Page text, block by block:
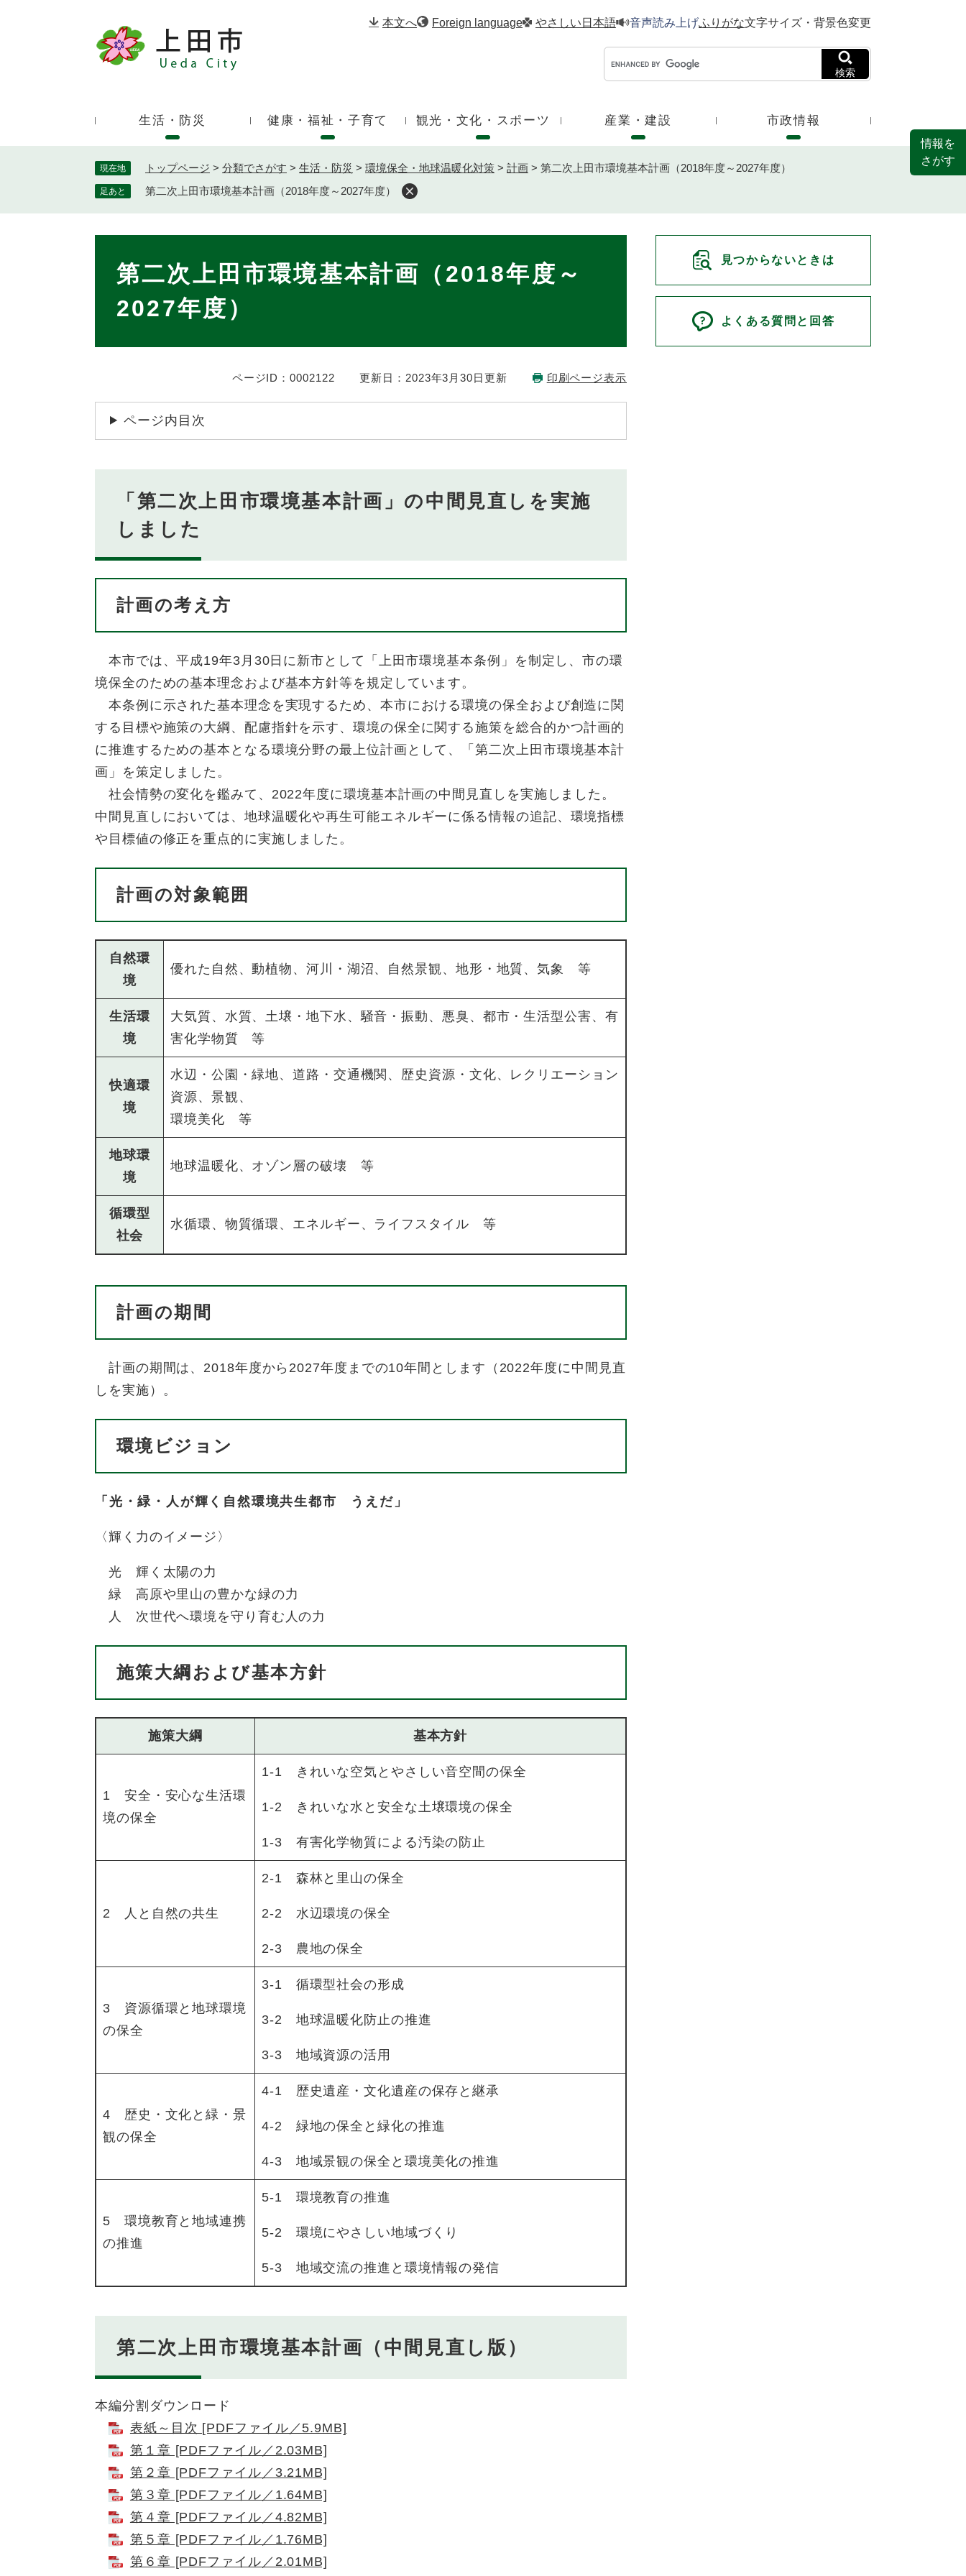
。
本文へ Foreign language やさしい日本語 音声読み上げふりがな文字サイズ・背景色変更
ド
検索
生活・防災 健康・福祉・子育て 観光・文化・スポーツ 産業・建設 市政情報
現在地 トップページ > 分類でさがす > 生活・防災 > 環境保全・地球温暖化対策 > 計画 > 第二次上田市環境基本計画（2018年度～2027年度）
足あと 第二次上田市環境基本計画（2018年度～2027年度）
第二次上田市環境基本計画（2018年度～
2027年度）
ページID：0002122 更新日：2023年3月30日更新 印刷ページ表示
ページ内目次
「第二次上田市環境基本計画」の中間見直しを実施
しました
計画の考え方
本市では、平成19年3月30日に新市として「上田市環境基本条例」を制定し、市の環
境保全のための基本理念および基本方針等を規定しています。
本条例に示された基本理念を実現するため、本市における環境の保全および創造に関
する目標や施策の大綱、配慮指針を示す、環境の保全に関する施策を総合的かつ計画的
に推進するための基本となる環境分野の最上位計画として、「第二次上田市環境基本計
画」を策定しました。
​ 社会情勢の変化を鑑みて、2022年度に環境基本計画の中間見直しを実施しました。
中間見直しにおいては、地球温暖化や再生可能エネルギーに係る情報の追記、環境指標
や目標値の修正を重点的に実施しました。
計画の対象範囲
自然環
境
優れた自然、動植物、河川・湖沼、自然景観、地形・地質、気象 等
生活環
境
大気質、水質、土壌・地下水、騒音・振動、悪臭、都市・生活型公害、有
害化学物質 等
快適環
境
水辺・公園・緑地、道路・交通機関、歴史資源・文化、レクリエーション
資源、景観、
環境美化 等
地球環
境
地球温暖化、オゾン層の破壊 等
循環型
社会
水循環、物質循環、エネルギー、ライフスタイル 等
計画の期間
計画の期間は、2018年度から2027年度までの10年間とします（2022年度に中間見直
しを実施）。
環境ビジョン
「光・緑・人が輝く自然環境共生都市 うえだ」
〈輝く力のイメージ〉
光 輝く太陽の力
緑 高原や里山の豊かな緑の力
人 次世代へ環境を守り育む人の力
施策大綱および基本方針
施策大綱 基本方針
1 安全・安心な生活環
境の保全
1-1 きれいな空気とやさしい音空間の保全
1-2 きれいな水と安全な土壌環境の保全
1-3 有害化学物質による汚染の防止
2 人と自然の共生
2-1 森林と里山の保全
2-2 水辺環境の保全
2-3 農地の保全
3 資源循環と地球環境
の保全
3-1 循環型社会の形成
3-2 地球温暖化防止の推進
3-3 地域資源の活用
4 歴史・文化と緑・景
観の保全
4-1 歴史遺産・文化遺産の保存と継承
4-2 緑地の保全と緑化の推進
4-3 地域景観の保全と環境美化の推進
5 環境教育と地域連携
の推進
5-1 環境教育の推進
5-2 環境にやさしい地域づくり
5-3 地域交流の推進と環境情報の発信
第二次上田市環境基本計画（中間見直し版）
本編分割ダウンロード
表紙～目次 [PDFファイル／5.9MB]
第１章 [PDFファイル／2.03MB]
第２章 [PDFファイル／3.21MB]
第３章 [PDFファイル／1.64MB]
第４章 [PDFファイル／4.82MB]
第５章 [PDFファイル／1.76MB]
第６章 [PDFファイル／2.01MB]
見つからないときは
よくある質問と回答
情報を
さがす